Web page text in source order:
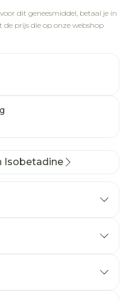
dit geneesmiddel, betaal je in
de prijs die op onze webshop
Isobetadine